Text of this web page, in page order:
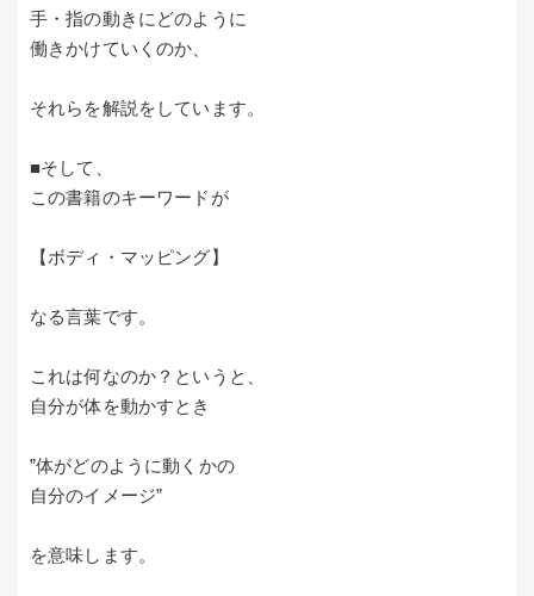
手・指の動きにどのように
働きかけていくのか、
それらを解説をしています。
■そして、
この書籍のキーワードが
【ボディ・マッピング】
なる言葉です。
これは何なのか？というと、
自分が体を動かすとき
”体がどのように動くかの
自分のイメージ”
を意味します。